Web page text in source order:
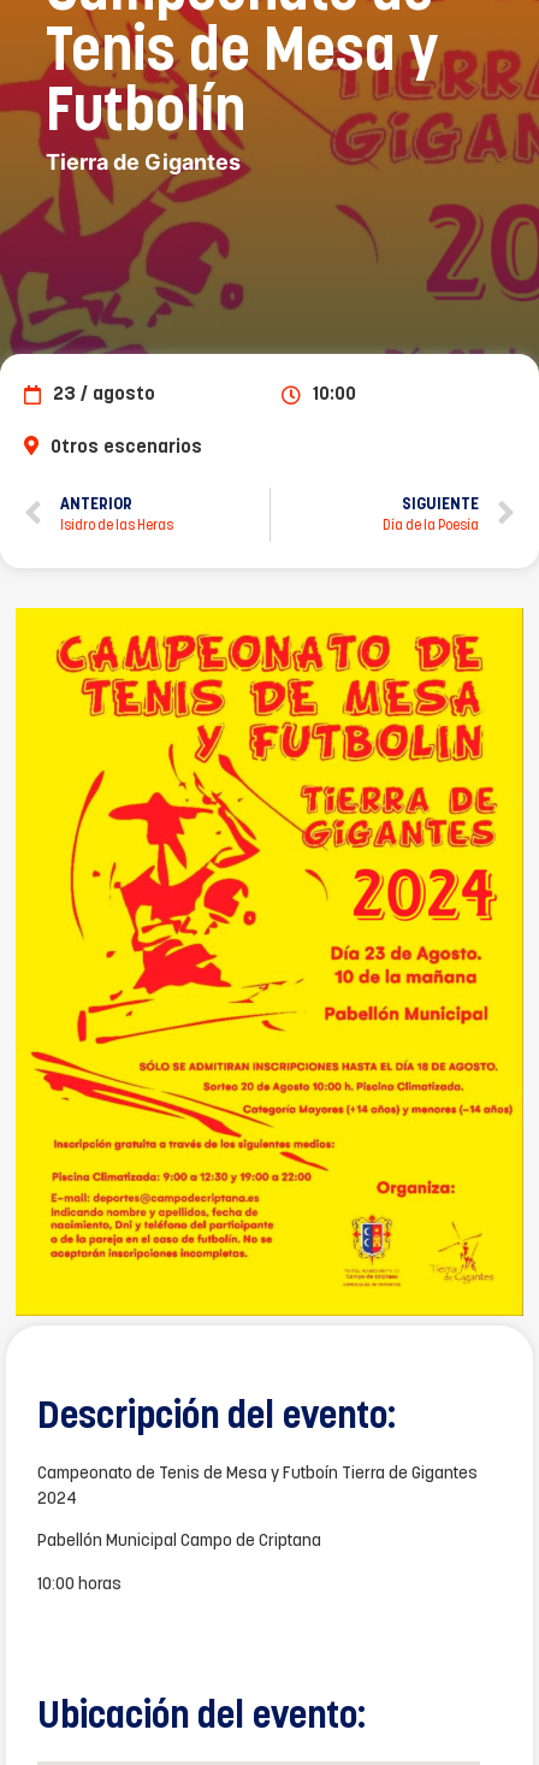
Tenis de Mesa y
Futbolín
Tierra de Gigantes
23 / agosto 10:00
Otros escenarios
ANTERIOR
Isidro de las Heras
SIGUIENTE
Día de la Poesía
Descripción del evento:
Campeonato de Tenis de Mesa y Futboín Tierra de Gigantes
2024
Pabellón Municipal Campo de Criptana
10:00 horas
Ubicación del evento: